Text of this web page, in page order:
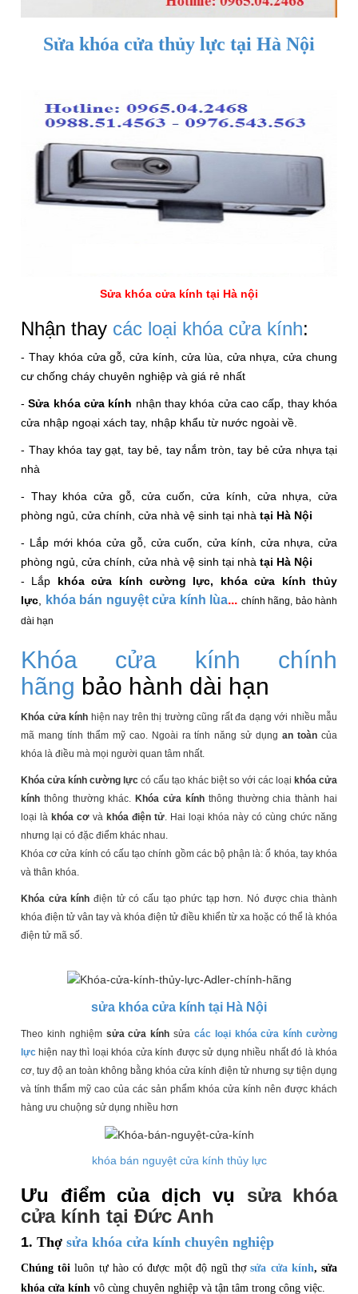
Sửa khóa cửa thủy lực tại Hà Nội
Sửa khóa cửa kính tại Hà nội
Nhận thay các loại khóa cửa kính:
- Thay khóa cửa gỗ, cửa kính, cửa lùa, cửa nhựa, cửa chung
cư chống cháy chuyên nghiệp và giá rẻ nhất
- Sửa khóa cửa kính nhận thay khóa cửa cao cấp, thay khóa
cửa nhập ngoại xách tay, nhập khẩu từ nước ngoài về.
- Thay khóa tay gạt, tay bẻ, tay nắm tròn, tay bẻ cửa nhựa tại
nhà
- Thay khóa cửa gỗ, cửa cuốn, cửa kính, cửa nhựa, cửa
phòng ngủ, cửa chính, cửa nhà vệ sinh tại nhà tại Hà Nội
- Lắp mới khóa cửa gỗ, cửa cuốn, cửa kính, cửa nhựa, cửa
phòng ngủ, cửa chính, cửa nhà vệ sinh tại nhà tại Hà Nội
- Lắp khóa cửa kính cường lực, khóa cửa kính thủy
lực
khóa bán nguyệt cửa kính lùa... chính hãng, bảo hành
dài hạn
Khóa cửa kính chính
hãng bảo hành dài hạn
Khóa cửa kính hiện nay trên thị trường cũng rất đa dạng với nhiều mẫu
mã mang tính thẩm mỹ cao. Ngoài ra tính năng sử dụngan toàn của
khóa là điều mà mọi người quan tâm nhất.
Khóa cửa kính cường lực có cấu tạo khác biệt so với các loại khóa cửa
kính thông thường khác. Khóa cửa kínhthông thường chia thành hai
loại là khóa cơ và khóa điện tử. Hai loại khóa này có cùng chức năng
nhưng lại có đặc điểm khác nhau.
Khóa cơ cửa kính có cấu tạo chính gồm các bộ phận là: ổ khóa, tay khóa
và thân khóa.
Khóa cửa kính điện tử có cấu tạo phức tạp hơn. Nó được chia thành
khóa điện tử vân tay và khóa điện tử điều khiển từ xa hoặc có thể là khóa
điện tử mã số.
sửa khóa cửa kính tại Hà Nội
Theo kinh nghiệm sửa cửa kính sửa các loại khóa cửa kính cường
lực hiện nay thì loại khóa cửa kính được sử dụng nhiều nhất đó là khóa
cơ, tuy độ an toàn không bằng khóa cửa kính điện tử nhưng sự tiện dụng
và tính thẩm mỹ cao của các sản phẩm khóa cửa kính nên được khách
hàng ưu chuộng sử dụng nhiều hơn
khóa bán nguyệt cửa kính thủy lực
Ưu điểm của dịch vụ sửa khóa
cửa kính tại Đức Anh
1. Thợ sửa khóa cửa kính chuyên nghiệp
Chúng tôiluôn tự hào có được một độ ngũ thợsửa cửa kính, sửa
khóa cửa kính vô cùng chuyên nghiệp và tận tâm trong công việc.